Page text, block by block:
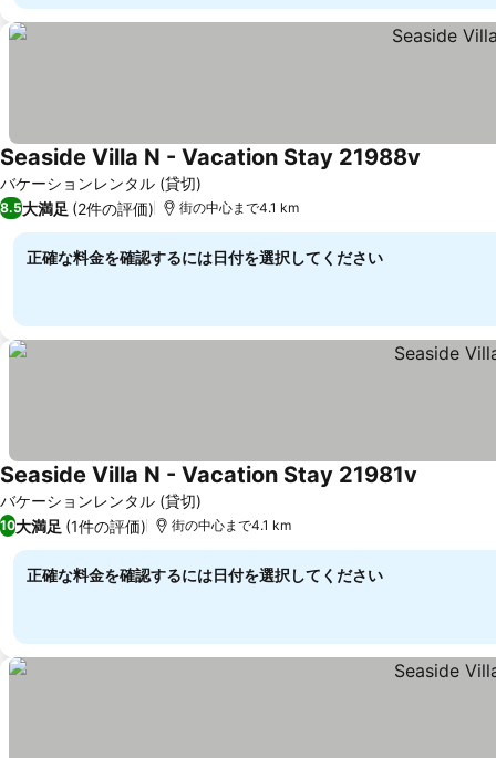
バケーションレンタル (貸切)
Seaside Villa N - Vacation Stay 21988v
8.5大満足 (2件の評価) 街の中心まで4.1 km
正確な料金を確認するには日付を選択してください
バケーションレンタル (貸切)
Seaside Villa N - Vacation Stay 21981v
10大満足 (1件の評価) 街の中心まで4.1 km
正確な料金を確認するには日付を選択してください